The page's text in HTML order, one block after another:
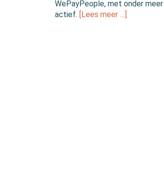
WePayPeople, met onder
actief. [Lees meer …]